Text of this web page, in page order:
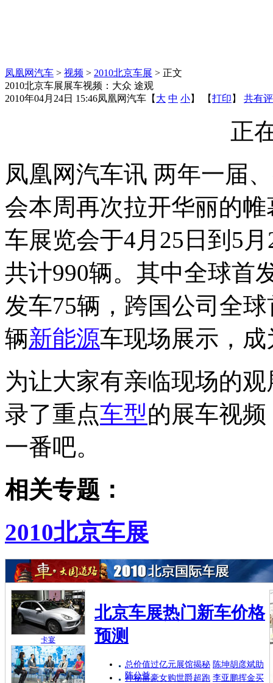
凤凰网汽车 > 视频 > 2010北京车展 > 正文
2010北京车展展车视频：大众 途观
2010年04月24日 15:46凤凰网汽车 【 大 中 小】 【打印 】 共有
正
凤凰网汽车讯 两年一届
会本周再次拉开华丽的
车展览会于4月25日到5
共计990辆。其中全球首
发车75辆，跨国公司全
辆新能源车现场展示，
为让大家有亲临现场的
录了重点车型的展车视
一番吧。
相关专题：
2010北京车展
卡宴
北京车展热门新车价格
预测
总价值过亿元展馆揭秘 陈坤胡彦斌助
阵公益
神秘富豪女购世爵超跑 李亚鹏挥金买